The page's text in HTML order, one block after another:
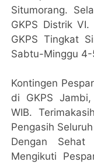
Situmorang.
GKPS Distrik
GKPS Tingkat
Sabtu-Minggu
Kontingen
di GKPS
WIB.
Pengasih
Dengan
Mengikuti